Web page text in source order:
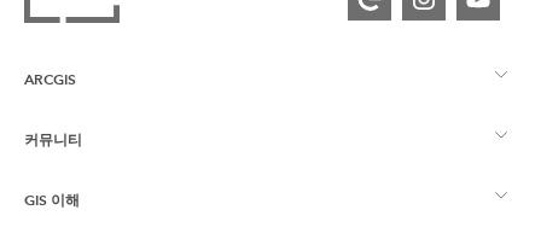
ARCGIS
ArcGIS Overview
매핑
커뮤니티
Esri 커뮤니티
GIS 이해